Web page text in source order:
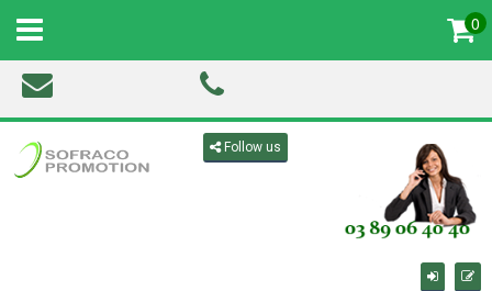
Follow us
0
MENU